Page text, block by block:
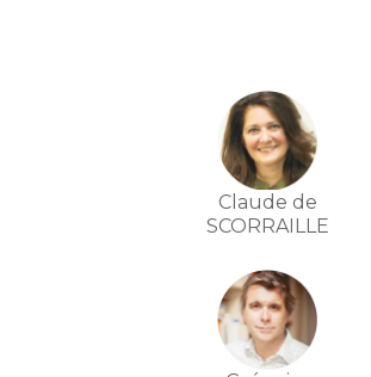
Claude de
SCORRAILLE